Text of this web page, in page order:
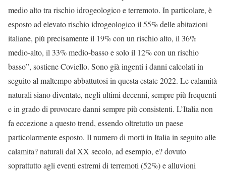
medio alto tra rischio idrogeologico e terremoto. In particolare, è
esposto ad elevato rischio idrogeologico il 55% delle abitazioni
italiane, più precisamente il 19% con un rischio alto, il 36%
medio-alto, il 33% medio-basso e solo il 12% con un rischio
basso”, sostiene Coviello. Sono già ingenti i danni calcolati in
seguito al maltempo abbattutosi in questa estate 2022. Le calamità
naturali siano diventate, negli ultimi decenni, sempre più frequenti
e in grado di provocare danni sempre più consistenti. L’Italia non
fa eccezione a questo trend, essendo oltretutto un paese
particolarmente esposto. Il numero di morti in Italia in seguito alle
calamita? naturali dal XX secolo, ad esempio, e? dovuto
soprattutto agli eventi estremi di terremoti (52%) e alluvioni